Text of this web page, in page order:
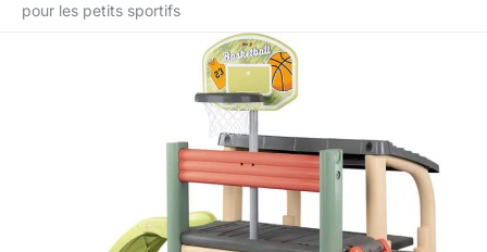
pour les petits sportifs